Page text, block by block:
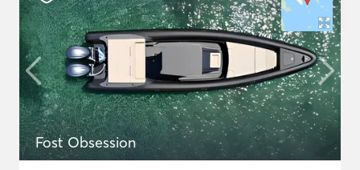
Fost Obsession